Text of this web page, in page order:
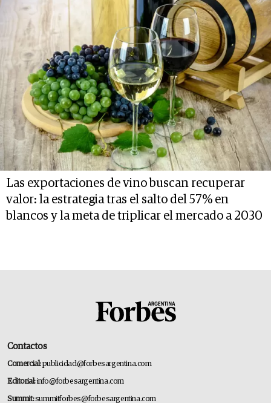
Las exportaciones de vino buscan recuperar
valor: la estrategia tras el salto del 57% en
blancos y la meta de triplicar el mercado a 2030
Contactos
Comercial:publicidad@forbesargentina.com
Editorial:info@forbesargentina.com
Summit:summitforbes@forbesargentina.com